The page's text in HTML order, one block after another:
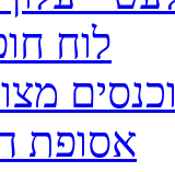
לוח
אסופת